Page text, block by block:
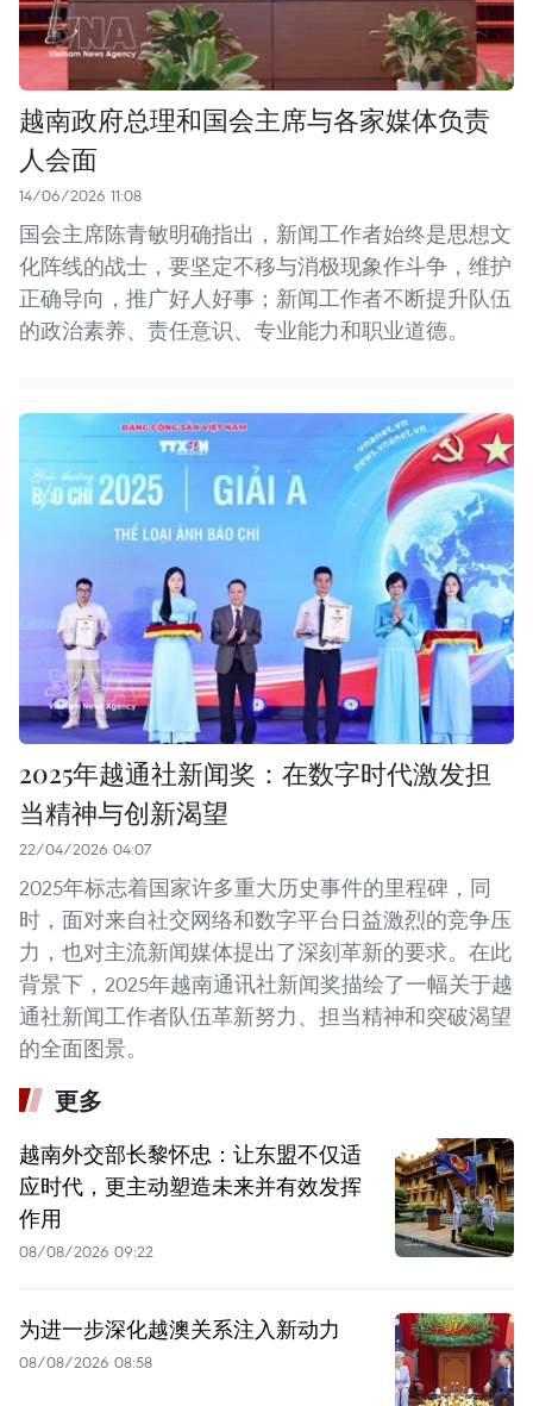
越南政府总理和国会主席与各家媒体负责
人会面
14/06/2026 11:08
国会主席陈青敏明确指出，新闻工作者始终是思想文
化阵线的战士，要坚定不移与消极现象作斗争，维护
正确导向，推广好人好事；新闻工作者不断提升队伍
的政治素养、责任意识、专业能力和职业道德。
2025年越通社新闻奖：在数字时代激发担
当精神与创新渴望
22/04/2026 04:07
2025年标志着国家许多重大历史事件的里程碑，同
时，面对来自社交网络和数字平台日益激烈的竞争压
力，也对主流新闻媒体提出了深刻革新的要求。在此
背景下，2025年越南通讯社新闻奖描绘了一幅关于越
通社新闻工作者队伍革新努力、担当精神和突破渴望
的全面图景。
更多
越南外交部长黎怀忠：让东盟不仅适
应时代，更主动塑造未来并有效发挥
作用
08/08/2026 09:22
为进一步深化越澳关系注入新动力
08/08/2026 08:58